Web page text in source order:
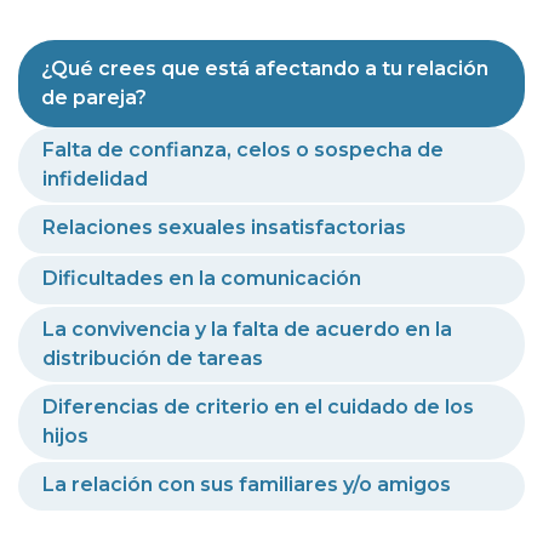
¿Qué crees que está afectando a tu relación
de pareja?
Falta de confianza, celos o sospecha de
infidelidad
Relaciones sexuales insatisfactorias
Dificultades en la comunicación
La convivencia y la falta de acuerdo en la
distribución de tareas
Diferencias de criterio en el cuidado de los
hijos
La relación con sus familiares y/o amigos